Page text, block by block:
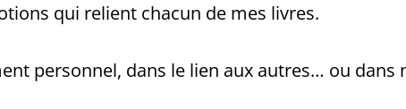
qui relient chacun de mes livres.
personnel, dans le lien aux autres… ou